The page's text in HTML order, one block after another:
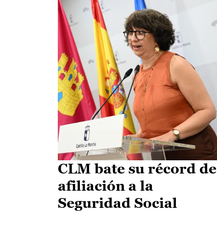
CLM bate su récord de
afiliación a la
Seguridad Social